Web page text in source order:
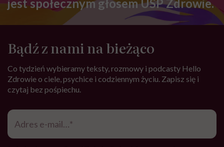
jest społecznym głosem USP Zdrowie.
Bądź z nami na bieżąco
Co tydzień wybieramy teksty, rozmowy i podcasty Hello
Zdrowie o ciele, psychice i codziennym życiu. Zapisz się i
czytaj bez pośpiechu.
Adres
mail*